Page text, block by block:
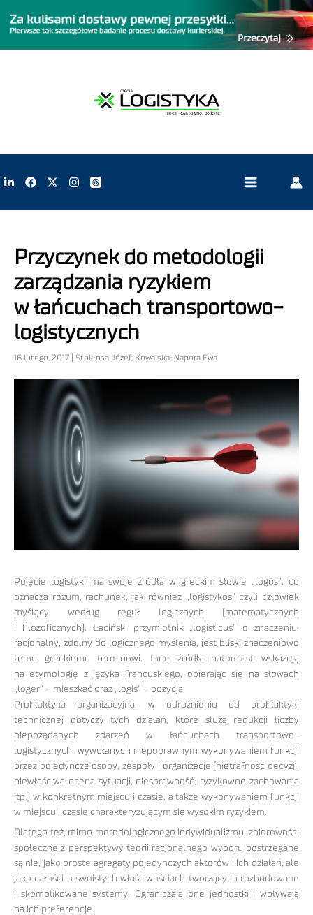
Przyczynek do metodologii
zarządzania ryzykiem
w łańcuchach transportowo-
logistycznych
16 lutego, 2017 | Stokłosa Józef, Kowalska-Napora Ewa
Pojęcie logistyki ma swoje źródła w greckim słowie „logos”, co
oznacza rozum, rachunek, jak również „logistykos” czyli człowiek
myślący według reguł logicznych (matematycznych
i filozoficznych). Łaciński przymiotnik „logisticus” o znaczeniu:
racjonalny, zdolny do logicznego myślenia, jest bliski znaczeniowo
temu greckiemu terminowi. Inne źródła natomiast wskazują
na etymologię z języka francuskiego, opierając się na słowach
„loger” – mieszkać oraz „logis” – pozycja.
Profilaktyka organizacyjna, w odróżnieniu od profilaktyki
technicznej dotyczy tych działań, które służą redukcji liczby
niepożądanych zdarzeń w łańcuchach transportowo-
logistycznych, wywołanych niepoprawnym wykonywaniem funkcji
przez pojedyncze osoby, zespoły i organizacje (nietrafność decyzji,
niewłaściwa ocena sytuacji, niesprawność, ryzykowne zachowania
itp.) w konkretnym miejscu i czasie, a także wykonywaniem funkcji
w miejscu i czasie charakteryzującym się wysokim ryzykiem.
Dlatego też, mimo metodologicznego indywidualizmu, zbiorowości
społeczne z perspektywy teorii racjonalnego wyboru postrzegane
są nie, jako proste agregaty pojedynczych aktorów i ich działań, ale
jako całości o swoistych właściwościach tworzących rozbudowane
i skomplikowane systemy. Ograniczają one jednostki i wpływają
na ich preferencje.